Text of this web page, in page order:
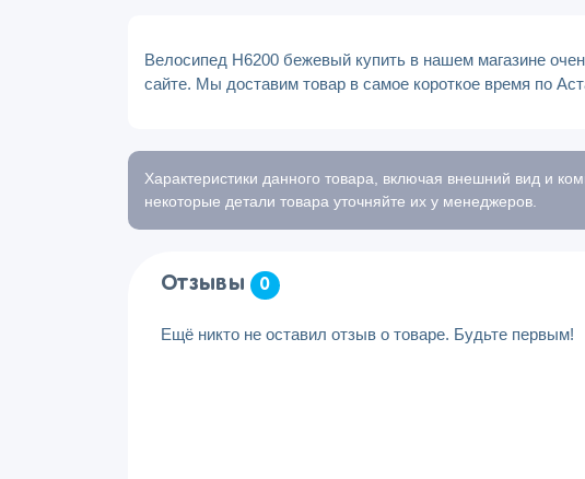
Велосипед H6200 бежевый купить в нашем магазине
сайте. Мы доставим товар в самое короткое время по
Характеристики данного товара, включая внешний вид и
некоторые детали товара уточняйте их у менеджеров.
Отзывы 0
Ещё никто не оставил отзыв о товаре. Будьте первым!